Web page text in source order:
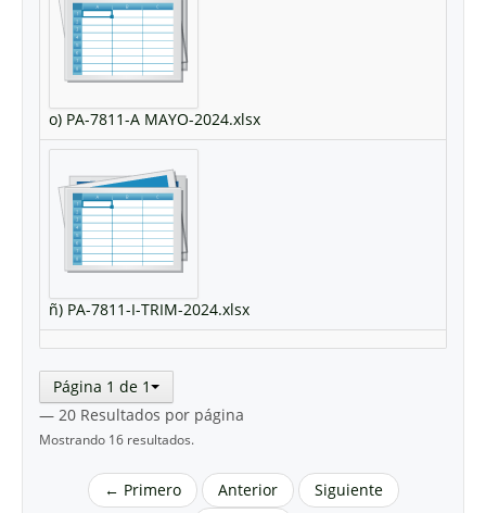
o) PA-7811-A MAYO-2024.xlsx
ñ) PA-7811-I-TRIM-2024.xlsx
Página 1 de 1
— 20 Resultados por página
Mostrando 16 resultados.
← Primero Anterior
Siguiente